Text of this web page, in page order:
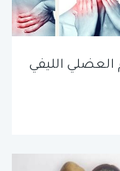
العضلي الليفي